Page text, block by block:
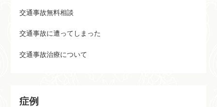
交通事故無料相談
交通事故に遭ってしまった
交通事故治療について
症例